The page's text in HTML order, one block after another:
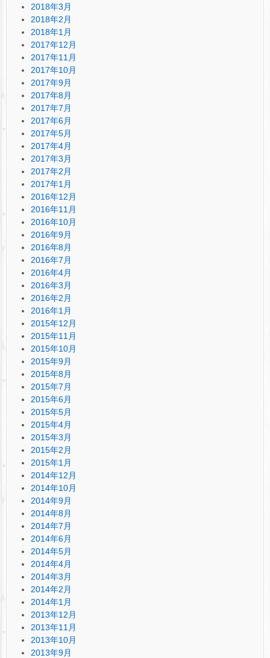
2018年3月
2018年2月
2018年1月
2017年12月
2017年11月
2017年10月
2017年9月
2017年8月
2017年7月
2017年6月
2017年5月
2017年4月
2017年3月
2017年2月
2017年1月
2016年12月
2016年11月
2016年10月
2016年9月
2016年8月
2016年7月
2016年4月
2016年3月
2016年2月
2016年1月
2015年12月
2015年11月
2015年10月
2015年9月
2015年8月
2015年7月
2015年6月
2015年5月
2015年4月
2015年3月
2015年2月
2015年1月
2014年12月
2014年10月
2014年9月
2014年8月
2014年7月
2014年6月
2014年5月
2014年4月
2014年3月
2014年2月
2014年1月
2013年12月
2013年11月
2013年10月
2013年9月